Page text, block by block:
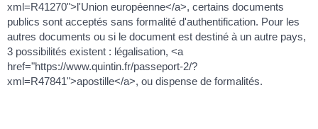
xml=R41270">l'Union européenne</a>, certains documents
publics sont acceptés sans formalité d'authentification. Pour les
autres documents ou si le document est destiné à un autre pays,
3 possibilités existent : légalisation, <a
href="https://www.quintin.fr/passeport-2/?
xml=R47841">apostille</a>, ou dispense de formalités.